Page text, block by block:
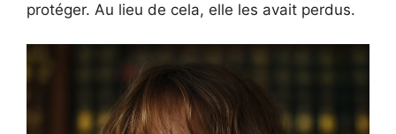
protéger. Au lieu de cela, elle les avait perdus.